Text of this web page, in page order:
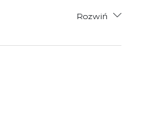
Rozwiń